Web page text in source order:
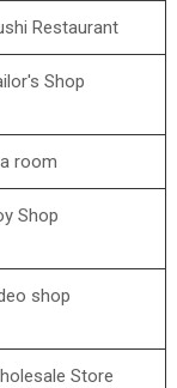
Restaurant
Shop
room
Shop
shop
Store